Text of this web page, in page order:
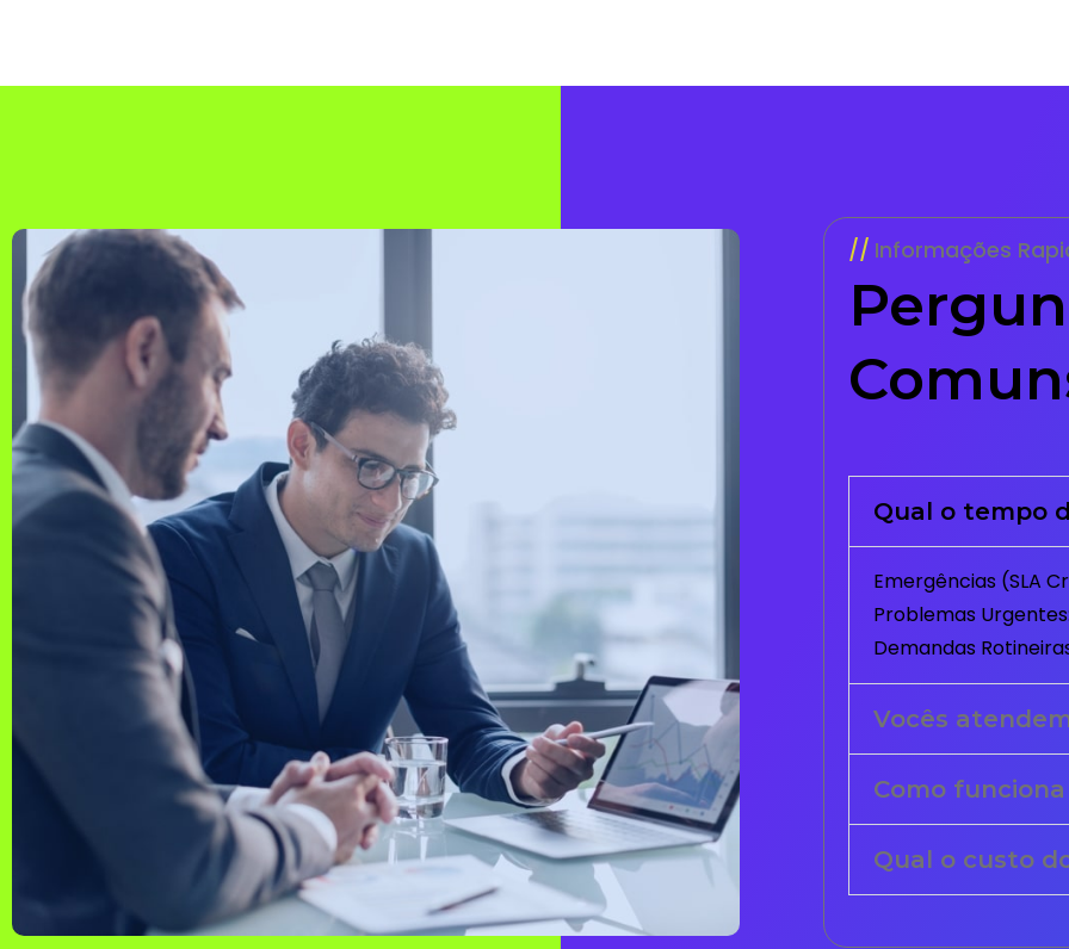
Informações
Qual o tempo
Emergências (SLA
Problemas
Demandas
Vocês
Como
Qual o custo